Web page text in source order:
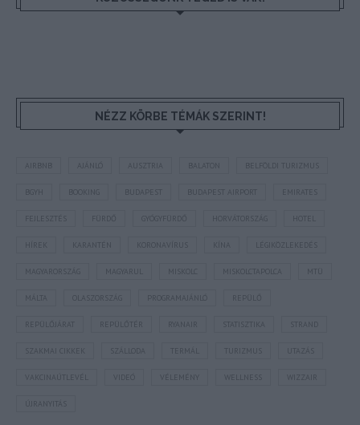
NÉZZ KÖRBE TÉMÁK SZERINT!
AUSZTRIA BALATON BELFÖLDI TURIZMUS
BUDAPEST BUDAPEST AIRPORT EMIRATES
FEJLESZTÉS HORVÁTORSZÁG HOTEL
KARANTÉN LÉGIKÖZLEKEDÉS
MAGYARORSZÁG MISKOLCTAPOLCA MTÜ
MÁLTA OLASZORSZÁG
REPÜLŐJÁRAT REPÜLŐTÉR STATISZTIKA STRAND
SZAKMAI CIKKEK SZÁLLODA TERMÁL TURIZMUS UTAZÁS
VAKCINAÚTLEVÉL WIZZAIR
ÚJRANYITÁS